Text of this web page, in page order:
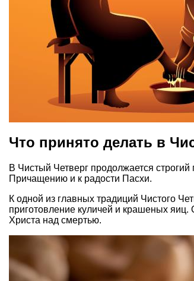
Что принято делать в
В Чистый Четверг продолжается
Причащению и к радости Пасхи.
К одной из главных традиций Чистого
приготовление куличей и крашеных
Христа над смертью.